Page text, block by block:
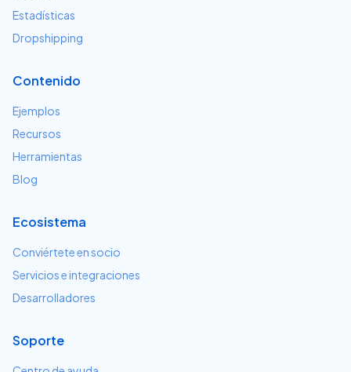
Estadísticas
Dropshipping
Contenido
Ejemplos
Recursos
Herramientas
Blog
Ecosistema
Conviértete en socio
Servicios e integraciones
Desarrolladores
Soporte